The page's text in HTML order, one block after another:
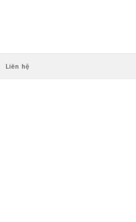
Liên hệ